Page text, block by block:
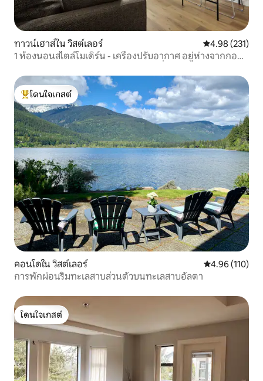
ทาวน์เฮาส์ใน วิสต์เลอร์ คะแนนเฉลี่ย
4.98 (231)
1 ห้องนอนสไตล์โมเดิร์น - เครื่องปรับอากาศ อยู่ห่างจากกอน
โดนใจเกสต์ที่สุด
โดนใจเกสต์
คอนโดใน วิสต์เลอร์ คะแนนเฉลี่ย
4.96 (110)
การพักผ่อนริมทะเลสาบส่วนตัวบนทะเลสาบอัลตา
โดนใจเกสต์
โดนใจเกสต์